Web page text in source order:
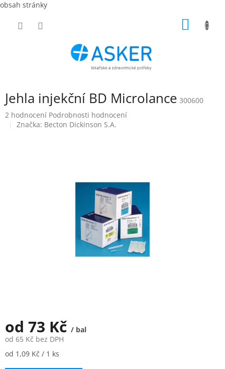
obsah stránky
Jehla injekční BD Microlance 300600
Průměrné
hodnocení
2 hodnocení Podrobnosti hodnocení
Značka: Becton Dickinson S.A.
od 73 Kč / bal
od 65 Kč bez DPH
Měrná
od 1,09 Kč / 1 ks